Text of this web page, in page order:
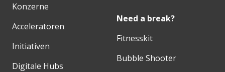
Konzerne
Acceleratoren
Initiativen
Digitale Hubs
Need a break?
Fitnesskit
Bubble Shooter